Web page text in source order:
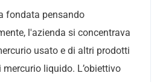
fondata pensando
l'azienda si concentrava
usato e di altri prodotti
liquido. L’obiettivo